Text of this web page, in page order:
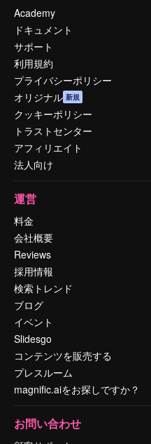
Academy
ドキュメント
サポート
利用規約
プライバシーポリシー
オリジナル 新規
クッキーポリシー
トラストセンター
アフィリエイト
法人向け
運営
料金
会社概要
Reviews
採用情報
検索トレンド
ブログ
イベント
Slidesgo
コンテンツを販売する
プレスルーム
magnific.aiをお探しですか？
お問い合わせ